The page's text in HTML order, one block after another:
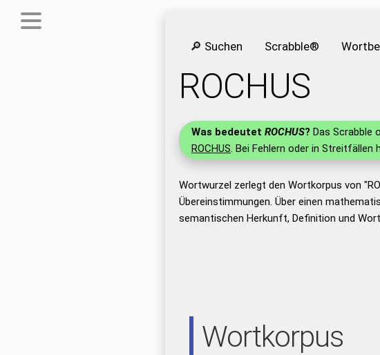
🔎 Suchen Scrabble®
ROCHUS
Was bedeutet ROCHUS? Das Scrabble
ROCHUS. Bei Fehlern oder in Streitfällen
Wortwurzel zerlegt den Wortkorpus von
Übereinstimmungen. Über einen
semantischen Herkunft, Definition und
Wortkorpus